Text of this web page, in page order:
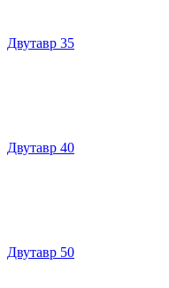
Двутавр 35
Двутавр 40
Двутавр 50